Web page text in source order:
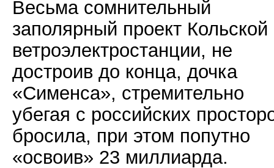
Весьма сомнительный
заполярный проект Кольской
ветроэлектростанции, не
достроив до конца, дочка
«Сименса», стремительно
убегая с российских
бросила, при этом попутно
«освоив» 23 миллиарда.